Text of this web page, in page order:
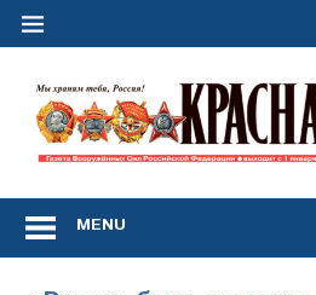
Перейти
Сил
Российской
Федерации
MENU